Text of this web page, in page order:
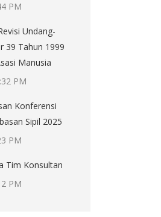
PM
Undang-
39 Tahun 1999
Manusia
PM
Konferensi
Sipil 2025
PM
Tim Konsultan
PM